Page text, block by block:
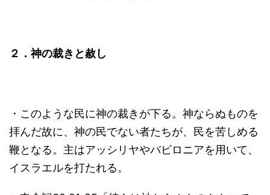
２．神の裁きと赦し
・このような民に神の裁きが下る。神ならぬものを
拝んだ故に、神の民でない者たちが、民を苦しめる
鞭となる。主はアッシリヤやバビロニアを用いて、
イスラエルを打たれる。